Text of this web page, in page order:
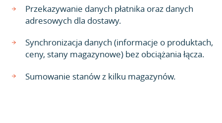
Przekazywanie danych płatnika oraz danych
adresowych dla dostawy.
Synchronizacja danych (informacje o produktach,
ceny, stany magazynowe) bez obciążania łącza.
Sumowanie stanów z kilku magazynów.